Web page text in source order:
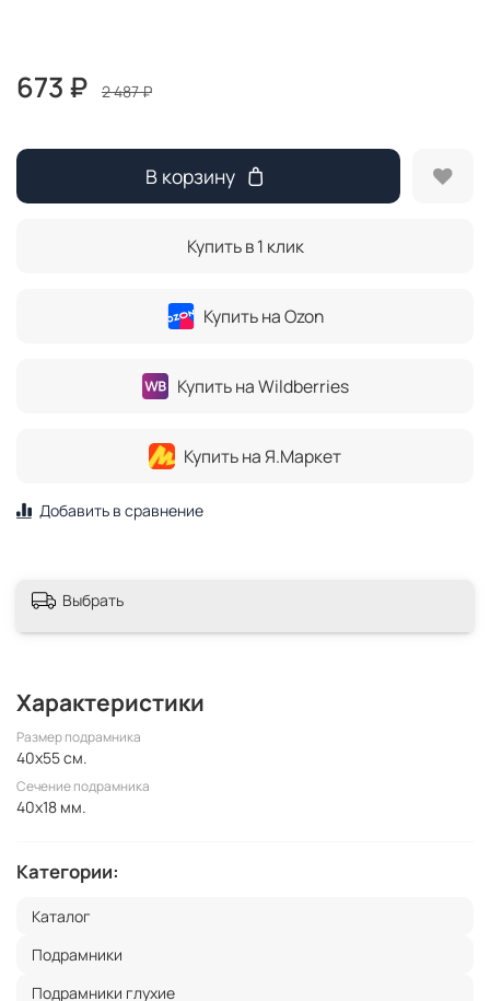
673 ₽ 2 487 ₽
В корзину
Купить в 1 клик
Купить на Ozon
Купить на Wildberries
Купить на Я.Маркет
Добавить в сравнение
Выбрать
Характеристики
Размер подрамника
40x55 см.
Сечение подрамника
40x18 мм.
Категории:
Каталог
Подрамники
Подрамники глухие